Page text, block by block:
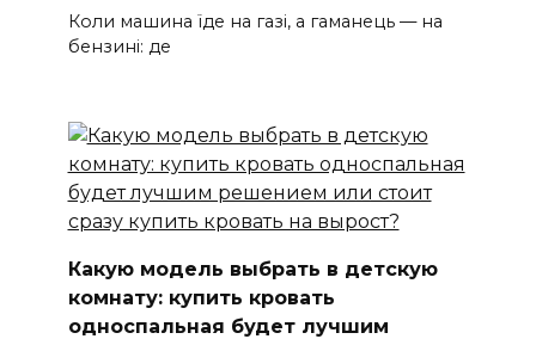
Коли машина їде на газі, а гаманець — на
бензині: де
Какую модель выбрать в детскую
комнату: купить кровать
односпальная будет лучшим